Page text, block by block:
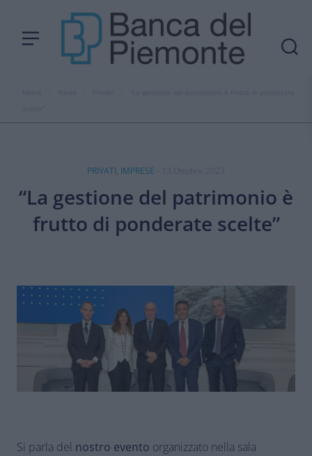
PRIVATI, IMPRESE
“La gestione del patrimonio è
frutto di ponderate scelte”
Si parla del nostro evento organizzato nella sala